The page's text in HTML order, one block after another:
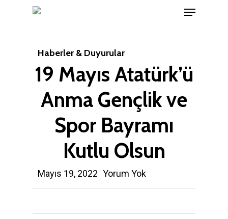
Menu
Haberler & Duyurular
19 Mayıs Atatürk’ü
Anma Gençlik ve
Spor Bayramı
Kutlu Olsun
Mayıs 19, 2022 Yorum Yok